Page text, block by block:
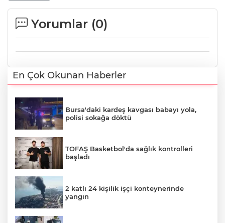
Yorumlar (0)
En Çok Okunan Haberler
Bursa'daki kardeş kavgası babayı yola,
polisi sokağa döktü
TOFAŞ Basketbol'da sağlık kontrolleri
başladı
2 katlı 24 kişilik işçi konteynerinde
yangın